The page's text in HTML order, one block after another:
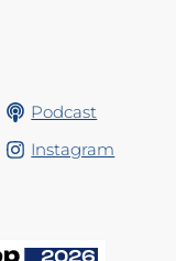
Podcast
Instagram